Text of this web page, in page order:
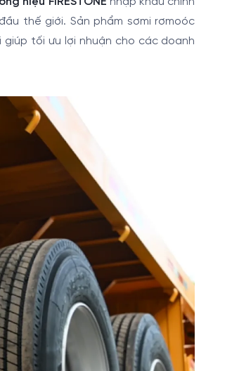
thế giới. Sản phẩm sơmi rơmoóc
tối ưu lợi nhuận cho các doanh